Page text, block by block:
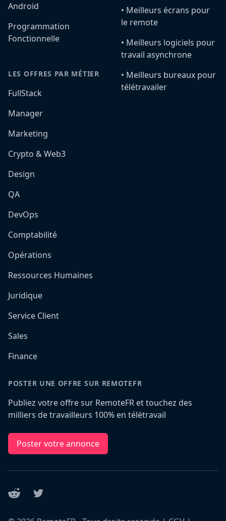
Android
Programmation
Fonctionnelle
LES OFFRES PAR MÉTIER
FullStack
Manager
Marketing
Crypto & Web3
Design
QA
DevOps
Comptabilité
Opérations
Ressources Humaines
Juridique
Service Client
Sales
Finance
•️ Meilleurs écrans pour
le remote
•️ Meilleurs logiciels pour
travail asynchrone
•️ Meilleurs bureaux pour
télétravailer
POSTER UNE OFFRE SUR REMOTEFR
Publiez votre offre sur RemoteFR et touchez des
milliers de travailleurs 100% en télétravail
Poster votre annonce
Reddit Twitter